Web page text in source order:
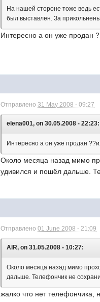
На нашей стороне тоже ведь
был выставлен. За
Интересно а он уже продан
Отправлено31 May 2008 - 09:27
elena001, on 30.05.2008 - 22:23:
Интересно а он уже продан
Около месяца назад мимо
удивился и пошёл дальше.
Отправлено01 June 2008 - 21:09
AlR, on 31.05.2008 - 10:27:
Около месяца назад мимо
дальше. Телефончик не
жалко что нет телефончика,